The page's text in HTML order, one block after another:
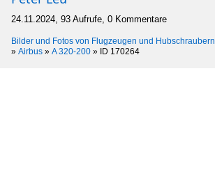
24.11.2024, 93 Aufrufe, 0 Kommentare
Bilder und Fotos von Flugzeugen und Hubschraubern
» Airbus » A 320-200 » ID 170264